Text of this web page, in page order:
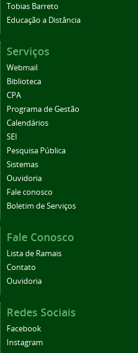
Tobias Barreto
Educação a Distância
Serviços
Webmail
Biblioteca
CPA
Programa de Gestão
Calendários
SEI
Pesquisa Pública
Sistemas
Ouvidoria
Fale conosco
Boletim de Serviços
Fale Conosco
Lista de Ramais
Contato
Ouvidoria
Redes Sociais
Facebook
Instagram